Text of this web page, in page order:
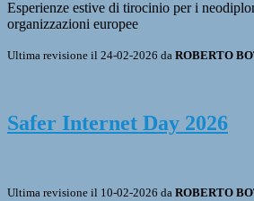
Esperienze estive di tirocinio per i
organizzazioni europee
Ultima revisione il 24-02-2026 da ROBERTO
Safer Internet Day 2026
Ultima revisione il 10-02-2026 da ROBERTO